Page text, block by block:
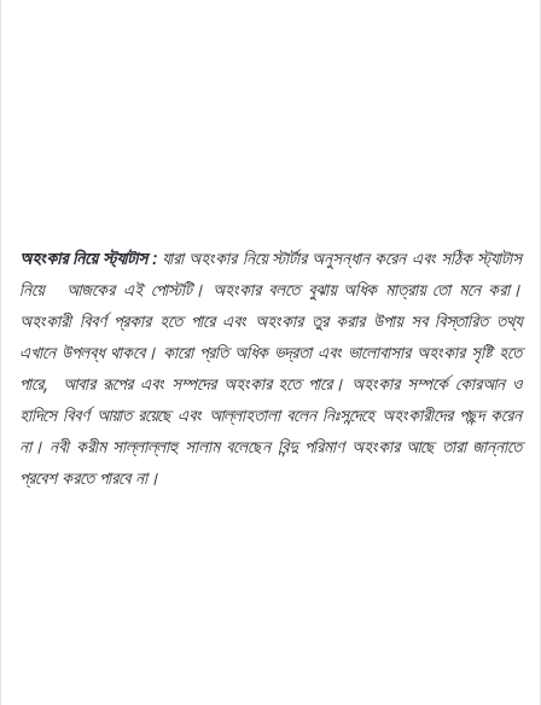
অহংকার নিয়ে স্ট্যাটাস: যারা অহংকার নিয়ে স্টার্টার অনুসন্ধান করেন এবং সঠিক স্ট্যাটাস
নিয়ে
আজকের এই পোস্টটি। অহংকার বলতে বুঝায় অধিক মাত্রায় তো মনে করা।
অহংকারী বিবর্ণ প্রকার হতে পারে এবং অহংকার তুর করার উপায় সব বিস্তারিত তথ্য
এখানে উপলব্ধ থাকবে। কারো প্রতি অধিক ভদ্রতা এবং ভালোবাসার অহংকার সৃষ্টি হতে
পারে, আবার রূপের এবং সম্পদের অহংকার হতে পারে। অহংকার সম্পর্কে কোরআন ও
হাদিসে বিবর্ণ আয়াত রয়েছে এবং আল্লাহতালা বলেন নিঃসন্দেহে অহংকারীদের পছন্দ করেন
না। নবী করীম সাল্লাল্লাহু সালাম বলেছেন বিন্দু পরিমাণ অহংকার আছে তারা জান্নাতে
প্রবেশ করতে পারবে না।